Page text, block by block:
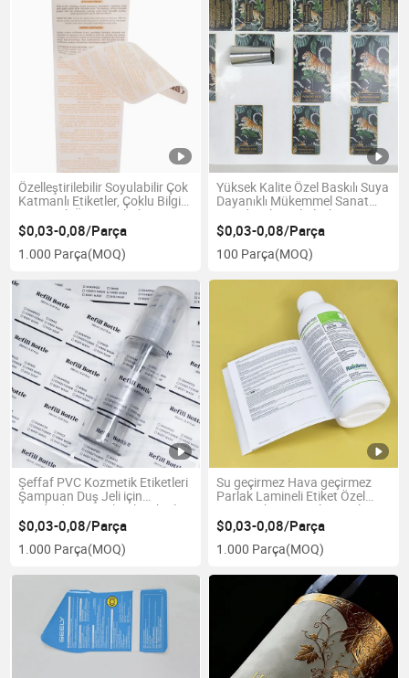
Özelleştirilebilir Soyulabilir Çok
Katmanlı Etiketler, Çoklu Bilgi
Kozmetik Ürün Ambalajı için
Çıkarılabilir Çıkartmalar
$0,03-0,08/Parça
1.000 Parça(MOQ)
Yüksek Kalite Özel Baskılı Suya
Dayanıklı Mükemmel Sanat
Kağıdı Etiketi Ekolojik Dostu
Etiket
$0,03-0,08/Parça
100 Parça(MOQ)
Şeffaf PVC Kozmetik Etiketleri
Şampuan Duş Jeli için
Kendinden Yapışkanlı Etiketler
$0,03-0,08/Parça
1.000 Parça(MOQ)
Su geçirmez Hava geçirmez
Parlak Lamineli Etiket Özel
Logo Çok Katmanlı Yapışkan
Pestisit Ürün Etiketleri
$0,03-0,08/Parça
1.000 Parça(MOQ)